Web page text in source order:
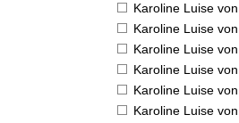
Karoline Luise
Karoline Luise
Karoline Luise
Karoline Luise
Karoline Luise
Karoline Luise